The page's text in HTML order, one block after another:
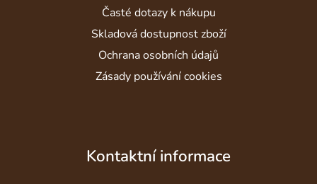
Časté dotazy k nákupu
Skladová dostupnost zboží
Ochrana osobních údajů
Zásady používání cookies
Kontaktní informace